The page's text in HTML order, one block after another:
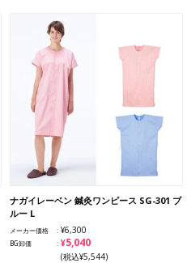
ナガイレーベン 鍼灸ワンピース SG-301 ブ
ルー L
メーカー価格 ¥6,300
BG卸価 ¥5,040
(税込¥5,544)